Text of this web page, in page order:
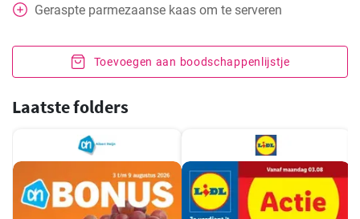
Geraspte parmezaanse kaas om te serveren
Toevoegen aan boodschappenlijstje
Laatste folders